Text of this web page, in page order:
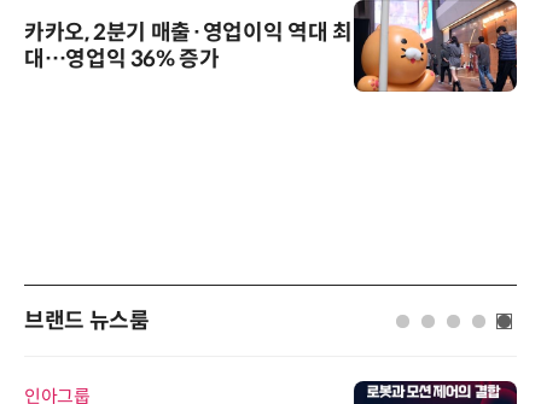
카카오, 2분기 매출·영업이익 역대 최
대…영업익 36% 증가
브랜드 뉴스룸
인아그룹